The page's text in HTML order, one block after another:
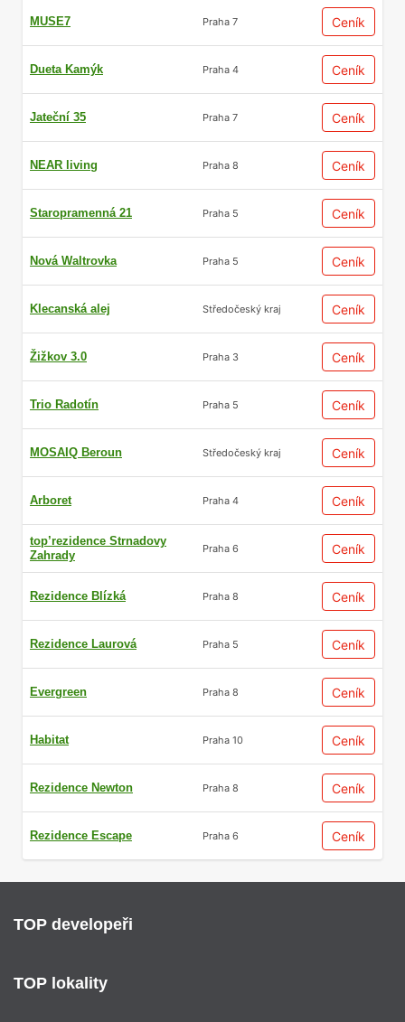
MUSE7 Praha 7 Ceník
Dueta Kamýk Praha 4 Ceník
Jateční 35 Praha 7 Ceník
NEAR living Praha 8 Ceník
Staropramenná 21 Praha 5 Ceník
Nová Waltrovka Praha 5 Ceník
Klecanská alej Středočeský kraj Ceník
Žižkov 3.0 Praha 3 Ceník
Trio Radotín Praha 5 Ceník
MOSAIQ Beroun Středočeský kraj Ceník
Arboret Praha 4 Ceník
top’rezidence Strnadovy
Zahrady
Praha 6 Ceník
Rezidence Blízká Praha 8 Ceník
Rezidence Laurová Praha 5 Ceník
Evergreen Praha 8 Ceník
Habitat Praha 10 Ceník
Rezidence Newton Praha 8 Ceník
Rezidence Escape Praha 6 Ceník
TOP developeři
TOP lokality